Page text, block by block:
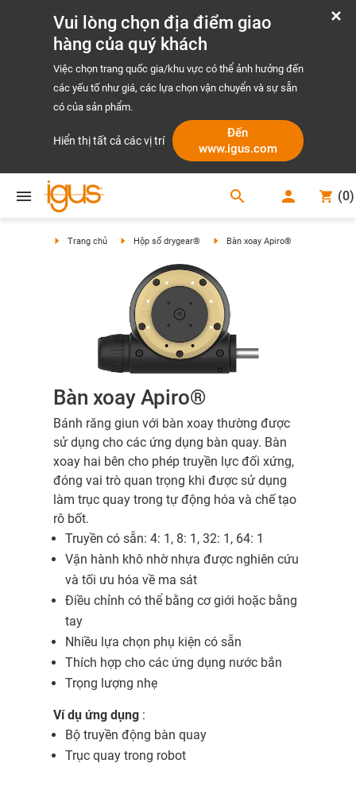
Vui lòng chọn địa điểm giao
hàng của quý khách
Việc chọn trang quốc gia/khu vực có thể ảnh hưởng đến
các yếu tố như giá, các lựa chọn vận chuyển và sự sẵn
có của sản phẩm.
Hiển thị tất cả các vị trí
Đến
www.igus.com
search (0)
Trang chủ Hộp số drygear® Bàn xoay Apiro®
Bàn xoay Apiro®
Bánh răng giun với bàn xoay thường được
sử dụng cho các ứng dụng bàn quay. Bàn
xoay hai bên cho phép truyền lực đối xứng,
đóng vai trò quan trọng khi được sử dụng
làm trục quay trong tự động hóa và chế tạo
rô bốt.
Truyền có sẵn: 4: 1, 8: 1, 32: 1, 64: 1
Vận hành khô nhờ nhựa được nghiên cứu
và tối ưu hóa về ma sát
Điều chỉnh có thể bằng cơ giới hoặc bằng
tay
Nhiều lựa chọn phụ kiện có sẵn
Thích hợp cho các ứng dụng nước bắn
Trọng lượng nhẹ
Ví dụ ứng dụng:
Bộ truyền động bàn quay
Trục quay trong robot